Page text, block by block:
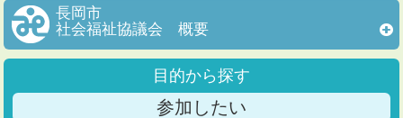
長岡市
社会福祉協議会 概要
目的から探す
参加したい